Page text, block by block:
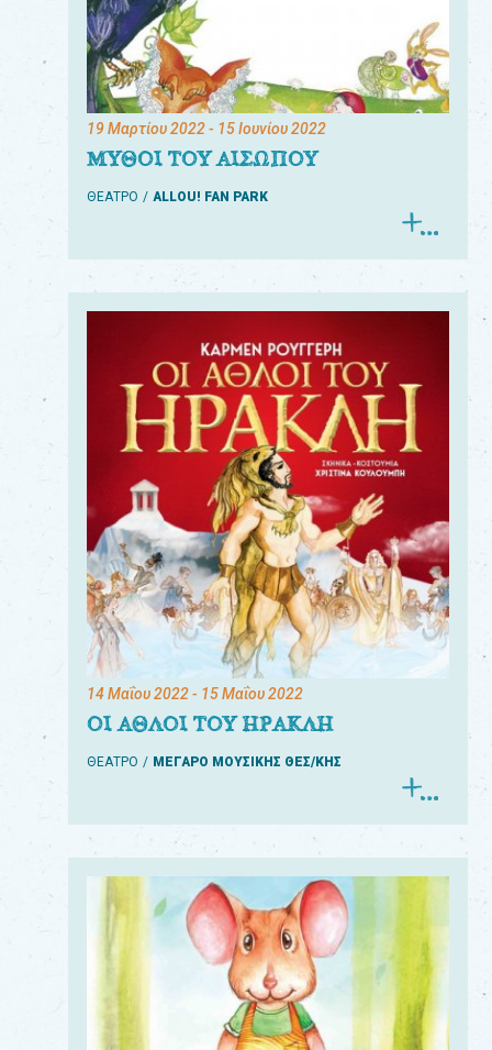
19 Μαρτίου 2022- 15 Ιουνίου 2022
ΜΥΘΟΙ ΤΟΥ ΑΙΣΩΠΟΥ
ΘΕΑΤΡΟ ALLOU! FAN PARK
14 Μαΐου 2022- 15 Μαΐου 2022
ΟΙ ΑΘΛΟΙ ΤΟΥ ΗΡΑΚΛΗ
ΘΕΑΤΡΟ ΜΕΓΑΡΟ ΜΟΥΣΙΚΗΣ ΘΕΣ/ΚΗΣ